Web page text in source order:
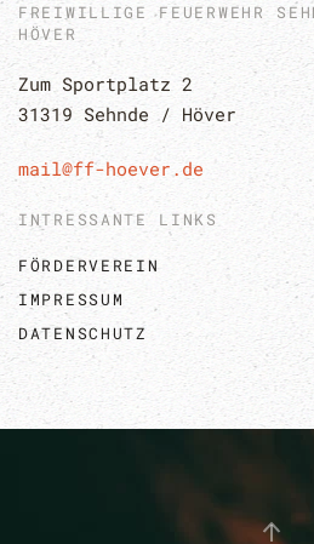
FREIWILLIGE FEUERWEHR
HÖVER
Zum Sportplatz 2
31319 Sehnde / Höver
mail@ff-hoever.de
INTRESSANTE LINKS
FÖRDERVEREIN
IMPRESSUM
DATENSCHUTZ